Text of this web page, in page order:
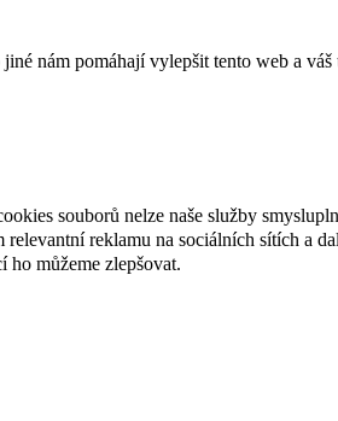
nám pomáhají vylepšit tento web a
souborů nelze naše služby
reklamu na sociálních sítích a
ho můžeme zlepšovat.